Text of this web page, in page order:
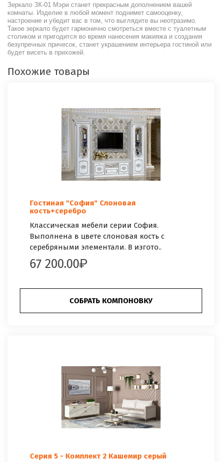
Зеркало ЗК-01 Мэри станет прекрасным дополнением вашей
комнаты. Изделие в любой момент поднимет самооценку,
настроение и убедит вас в том, что выглядите вы неотразимо.
Такое зеркало будет гармонично смотреться вместе с туалетным
столиком и пригодится во время нанесения макияжа и создания
безупречных причесок, станет украшением интерьера гостиной или
будет висеть в прихожей.
Похожие товары
Гостиная "София" Слоновая
кость+серебро
Классическая мебели серии София.
Выполнена в цвете слоновая кость с
серебряными элементали. В изгото..
67 200.00
СОБРАТЬ КОМПОНОВКУ
Серия 5 - Комплект 2 Кашемир серый